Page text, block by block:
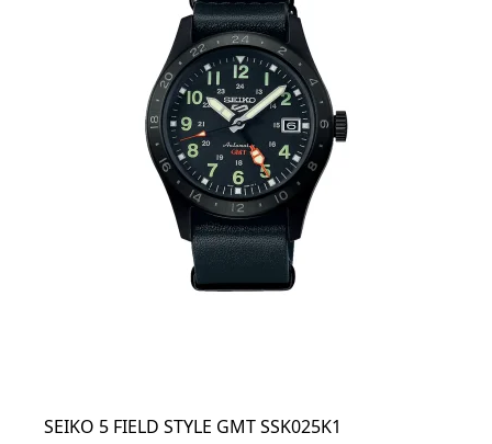
SEIKO 5 FIELD STYLE GMT SSK025K1